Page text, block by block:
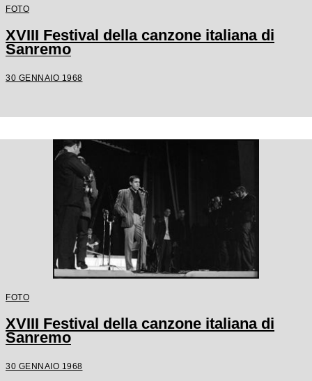
FOTO
XVIII Festival della canzone italiana di
Sanremo
30 GENNAIO 1968
FOTO
XVIII Festival della canzone italiana di
Sanremo
30 GENNAIO 1968